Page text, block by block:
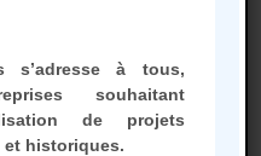
s’adresse à tous,
souhaitant
de projets
et historiques.